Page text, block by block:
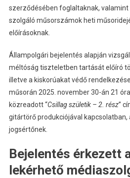
szerződésében foglaltaknak,
szolgáló műsorszámok heti
előírásoknak.
Állampolgári bejelentés alapján
méltóság tiszteletben tartását előíró
illetve a kiskorúakat védő
műsorán 2025. november 30-án 21
közreadott “Csillag születik – 2. rész”
gitártörő produkciójával
jogsértőnek.
Bejelentés érkezett
lekérhető